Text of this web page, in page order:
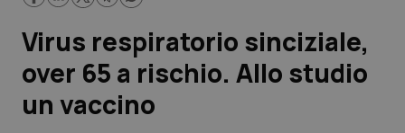
Lavoro e Professioni
Scienza e Farmaci
Studi e Analisi
Virus respiratorio sinciziale,
over 65 a rischio. Allo studio
un vaccino